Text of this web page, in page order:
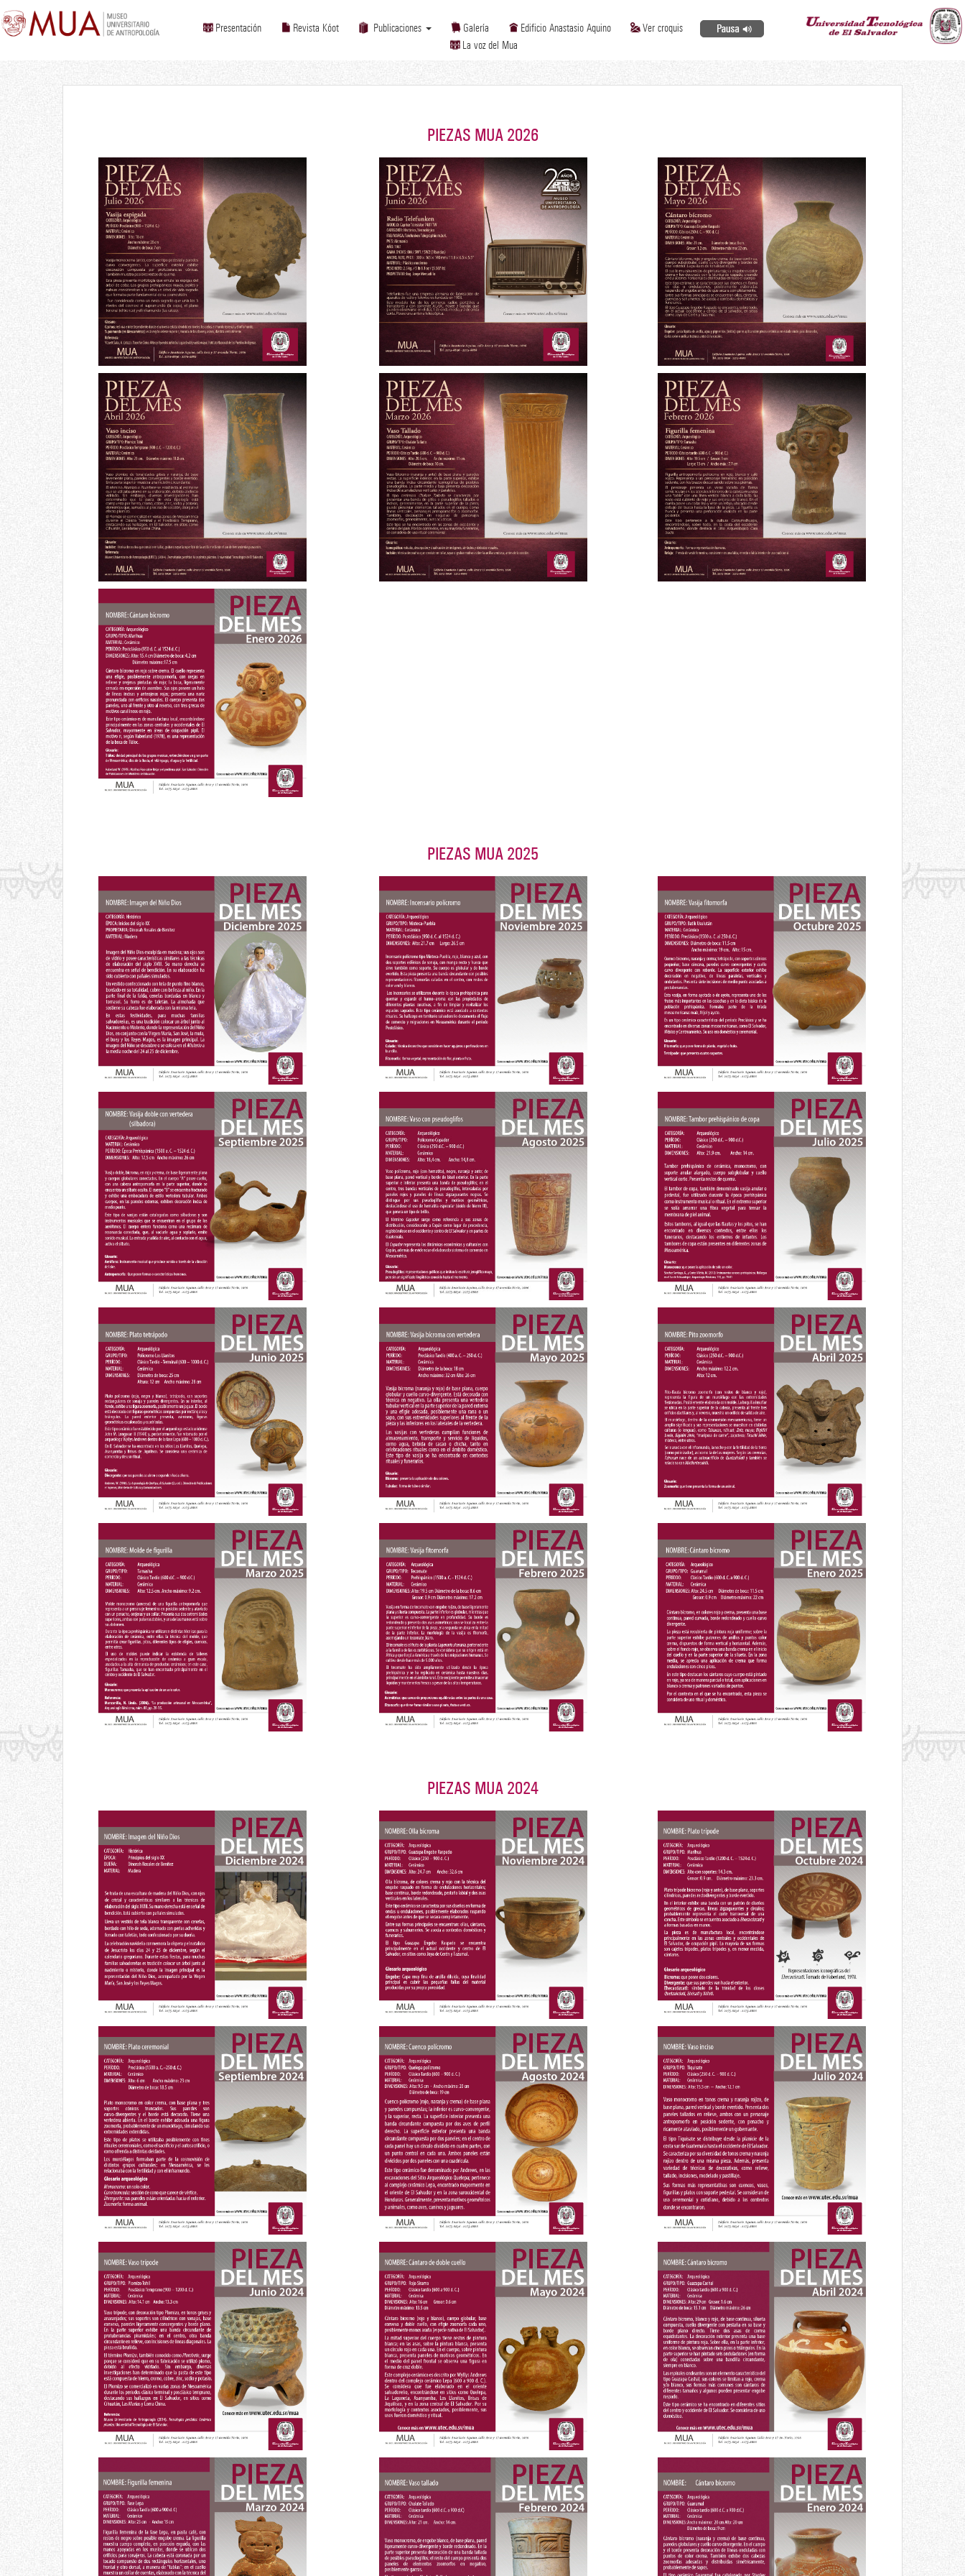
Presentación Revista Kóot Publicaciones Galería Edificio Anastasio Aquino
Ver croquis
La voz del Mua
PIEZAS MUA 2026
Pieza del mes
Vasija espigada
Julio 2026
Pieza del mes
Radio Telefunken
Junio 2026
Pieza del mes
Cántaro bícromo
Mayo 2026
Pieza del mes
Vaso inciso
Abril 2026
Pieza del mes
Vaso Tallado
Marzo 2026
Pieza del mes
Figurilla femenina
Febrero 2026
Pieza del mes
Cántaro bícromo
Enero 2026
PIEZAS MUA 2025
Pieza del mes
Imagen del Niño Dios
Diciembre 2025
Pieza del mes
Incensario polícromo
Noviembre 2025
Pieza del mes
Vasija fitomorfa
Octubre 2025
Pieza del mes
Vasija doble con
vertedera (silbadora)
Septiembre 2025
Pieza del mes
Vaso con pseudoglifos
Agosto 2025
Pieza del mes
Tambor prehispánico de
copa
Julio 2025
Pieza del mes
Plato tetrápodo
Junio 2025
Pieza del mes
Vasija bícroma con
vertedera
Mayo 2025
Pieza del mes
Pito zoomorfo
Abri 2025
Pieza del mes
Molde de figurilla
Marzo 2025
Pieza del mes
Vasija fitomorfa
Febrero 2025
Pieza del mes
Cántaro bícromo
Enero 2025
PIEZAS MUA 2024
Pieza del mes
Imagen del Niño Dios
Diciembre 2024
Pieza del mes
Olla bícroma
Noviembre 2024
Pieza del mes
Plato trípode
Octubre 2024
Pieza del mes
Plato ceremonial
Septiembre 2024
Pieza del mes
Cuenco polícromo
Agosto 2024
Pieza del mes
Vaso inciso
Julio 2024
Pieza del mes
Vaso trípode
Junio 2024
Pieza del mes
Cántaro de doble cuello
Mayo 2024
Pieza del mes
Cántoro bicromo
Abril 2024
Pieza del mes
Figurilla femenina
Febrero 2024
Pieza del mes
Vaso tallado
Febrero 2024
Pieza del mes
Cántaro bícromo
Enero 2024